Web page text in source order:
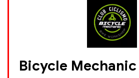
Bicycle Mechanic